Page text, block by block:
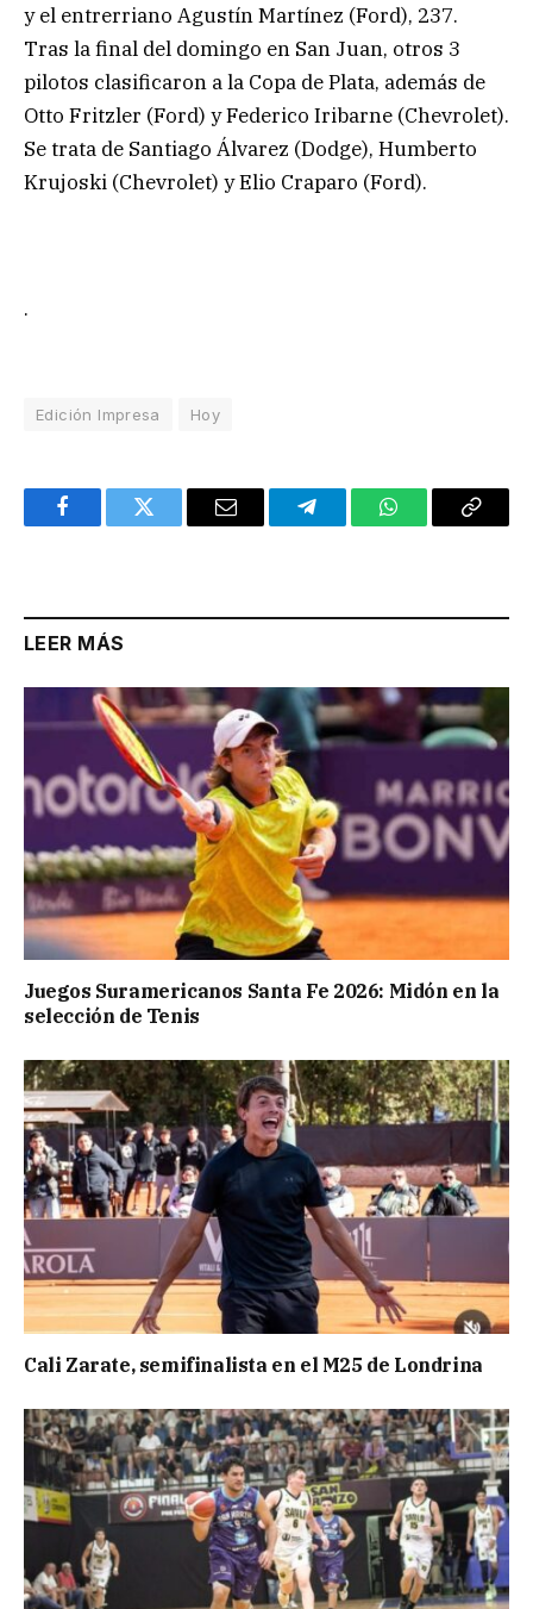
y el entrerriano Agustín Martínez (Ford), 237.
Tras la final del domingo en San Juan, otros 3
pilotos clasificaron a la Copa de Plata, además de
Otto Fritzler (Ford) y Federico Iribarne (Chevrolet).
Se trata de Santiago Álvarez (Dodge), Humberto
Krujoski (Chevrolet) y Elio Craparo (Ford).
.
Edición Impresa Hoy
FacebookTwitter Email TelegramWhatsAppCopy
LEER MÁS
Juegos Suramericanos Santa Fe 2026: Midón en la
selección de Tenis
Cali Zarate, semifinalista en el M25 de Londrina